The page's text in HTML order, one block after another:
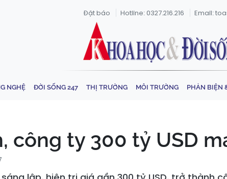
Đặt báo Hotline: 0327.216.216 Email:
NGHỆ ĐỜI SỐNG 247 THỊ TRƯỜNG MÔI TRƯỜNG PHẢN BIỆN
công ty 300 tỷ USD